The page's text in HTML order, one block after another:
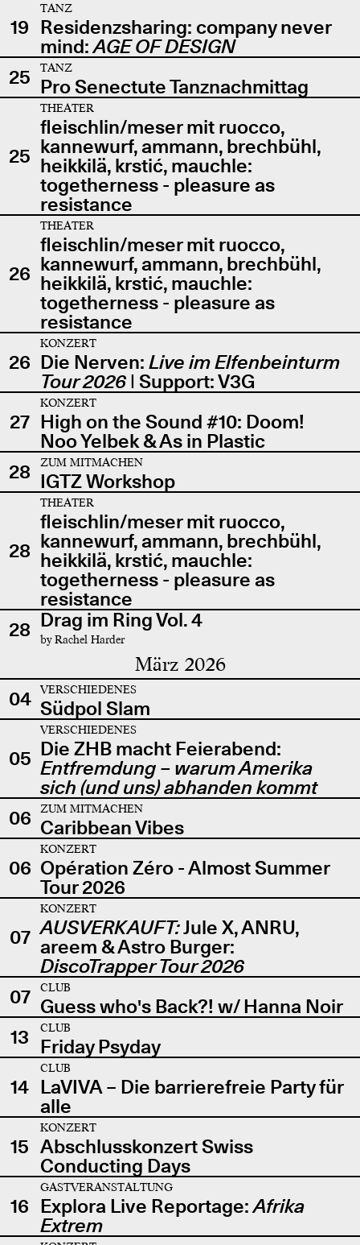
19
TANZ
Residenzsharing: company never
mind:AGE OF DESIGN
25
TANZ
Pro Senectute Tanznachmittag
25
THEATER
fleischlin/meser mit ruocco,
kannewurf, ammann, brechbühl,
heikkilä, krstić, mauchle:
togetherness - pleasure as
resistance
26
THEATER
fleischlin/meser mit ruocco,
kannewurf, ammann, brechbühl,
heikkilä, krstić, mauchle:
togetherness - pleasure as
resistance
26
KONZERT
Die Nerven: Live im Elfenbeinturm
Tour 2026| Support: V3G
27
KONZERT
High on the Sound #10: Doom!
Noo Yelbek & As in Plastic
28
ZUM MITMACHEN
IGTZ Workshop
28
THEATER
fleischlin/meser mit ruocco,
kannewurf, ammann, brechbühl,
heikkilä, krstić, mauchle:
togetherness - pleasure as
resistance
28 Drag im Ring Vol. 4
by Rachel Harder
März 2026
04 VERSCHIEDENES
Südpol Slam
05
VERSCHIEDENES
Die ZHB macht Feierabend:
Entfremdung – warum Amerika
sich (und uns) abhanden kommt
06
ZUM MITMACHEN
Caribbean Vibes
06
KONZERT
Opération Zéro - Almost Summer
Tour 2026
07
KONZERT
AUSVERKAUFT:Jule X, ANRU,
areem & Astro Burger:
DiscoTrapper Tour 2026
07
CLUB
Guess who's Back?! w/ Hanna Noir
13
CLUB
Friday Psyday
14
CLUB
LaVIVA – Die barrierefreie Party für
alle
15
KONZERT
Abschlusskonzert Swiss
Conducting Days
16
GASTVERANSTALTUNG
Explora Live Reportage:Afrika
Extrem